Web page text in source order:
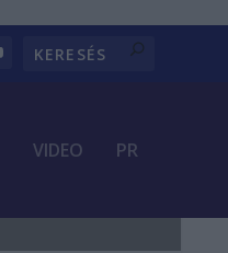
VIDEO PR